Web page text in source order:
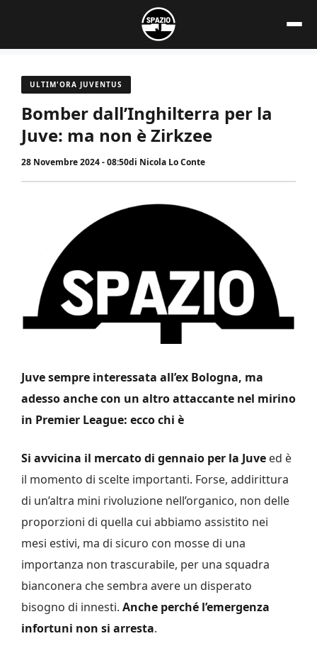
contenuto
ULTIM'ORA JUVENTUS
Bomber dall’Inghilterra per la
Juve: ma non è Zirkzee
28 Novembre 2024 - 08:50di Nicola Lo Conte
Juve sempre interessata all’ex Bologna, ma
adesso anche con un altro attaccante nel mirino
in Premier League: ecco chi è
Si avvicina il mercato di gennaio per la Juve ed è
il momento di scelte importanti. Forse, addirittura
di un’altra mini rivoluzione nell’organico, non delle
proporzioni di quella cui abbiamo assistito nei
mesi estivi, ma di sicuro con mosse di una
importanza non trascurabile, per una squadra
bianconera che sembra avere un disperato
bisogno di innesti. Anche perché l’emergenza
infortuni non si arresta.